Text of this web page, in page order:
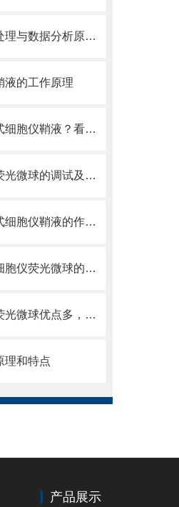
流式细胞仪的信号处理与数据分析原理分析
液的工作原理
还不了解贝克曼流式细胞仪鞘液？看这里就对了！
贝克曼流式细胞仪荧光微球的调试及使用
一文详细贝克曼流式细胞仪鞘液的作用原理
你了解贝克曼流式细胞仪荧光微球的制备之怎样的吗
贝克曼流式细胞仪荧光微球优点多，实用效果好
理和特点
产品展示